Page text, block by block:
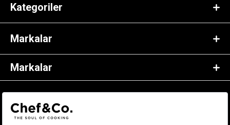
Kategoriler
Markalar
Markalar